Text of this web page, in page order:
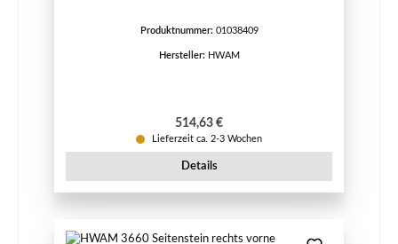
Produktnummer: 01038409
Hersteller: HWAM
Regulärer Preis:
514,63 €
Lieferzeit ca. 2-3 Wochen
Details